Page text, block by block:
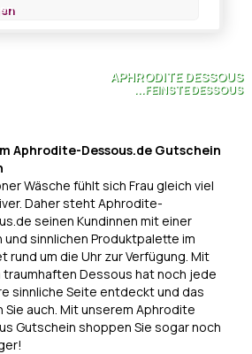
APHRODITE DESSOUS
...FEINSTE DESSOUS
Aphrodite-Dessous.de Gutschein
Wäsche fühlt sich Frau gleich viel
Daher steht Aphrodite-
seinen Kundinnen mit einer
und sinnlichen Produktpalette im
rund um die Uhr zur Verfügung. Mit
Dessous hat noch jede
sinnliche Seite entdeckt und das
Sie auch. Mit unserem Aphrodite
Gutschein shoppen Sie sogar noch